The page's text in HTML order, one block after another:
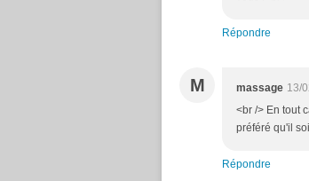
Répondre
M massage 13/
<br /> En tout
préféré qu'il
Répondre